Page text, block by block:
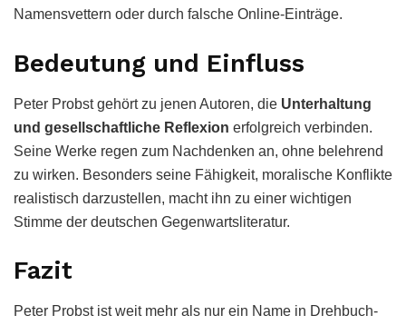
Namensvettern oder durch falsche Online-Einträge.
Bedeutung und Einfluss
Peter Probst gehört zu jenen Autoren, die Unterhaltung
und gesellschaftliche Reflexion erfolgreich verbinden.
Seine Werke regen zum Nachdenken an, ohne belehrend
zu wirken. Besonders seine Fähigkeit, moralische Konflikte
realistisch darzustellen, macht ihn zu einer wichtigen
Stimme der deutschen Gegenwartsliteratur.
Fazit
Peter Probst ist weit mehr als nur ein Name in Drehbuch-